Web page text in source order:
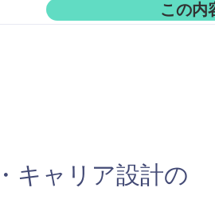
この内
キャリア設計の